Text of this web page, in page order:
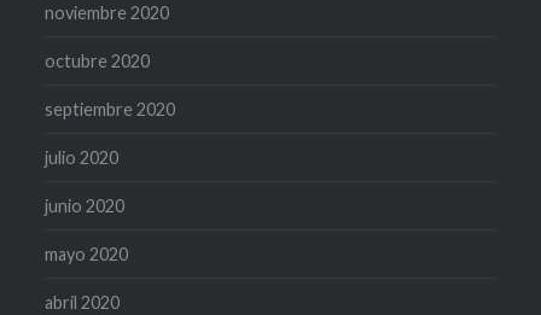
noviembre 2020
octubre 2020
septiembre 2020
julio 2020
junio 2020
mayo 2020
abril 2020